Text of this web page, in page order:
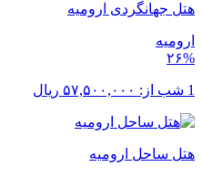
هتل جهانگردی ارومیه
ارومیه
۲۶%
1 شب از: ۵۷,۵۰۰,۰۰۰ ریال
هتل ساحل ارومیه